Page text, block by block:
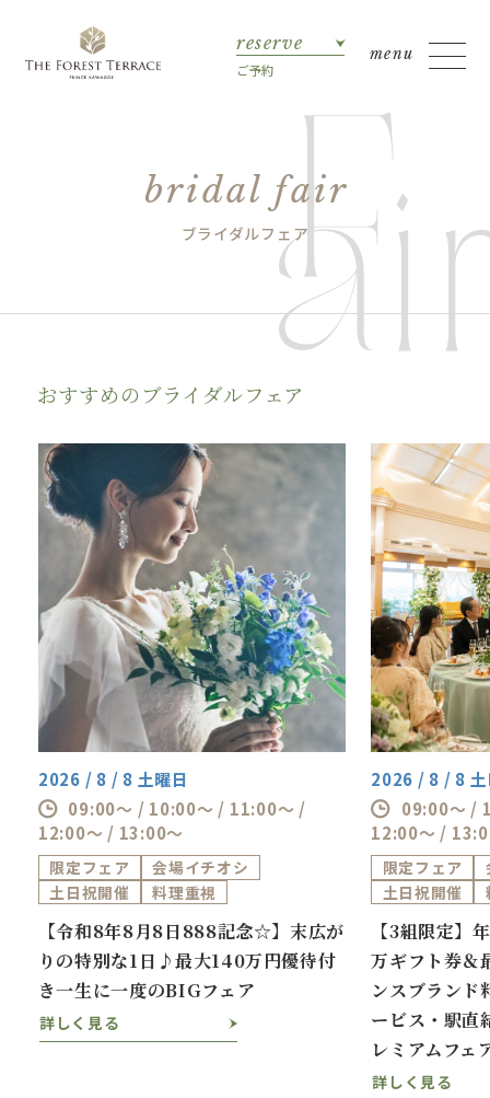
reserve
ご予約
bridal fair
ブライダルフェア
おすすめのブライダルフェア
2026 / 8 / 8 土曜日
09:00～ / 10:00～ / 11:00～ /
12:00～ / 13:00～
限定フェア
会場イチオシ
土日祝開催
料理重視
【令和8年8月8日888記念☆】末広が
りの特別な1日♪最大140万円優待付
き一生に一度のBIGフェア
詳しく見る
2026 / 8 / 8
09:00～ /
12:00～ /
限定フェア
土日祝開催
【3組限定】
万ギフト券＆
ンスブランド
ービス・駅
レミアムフェ
詳しく見る